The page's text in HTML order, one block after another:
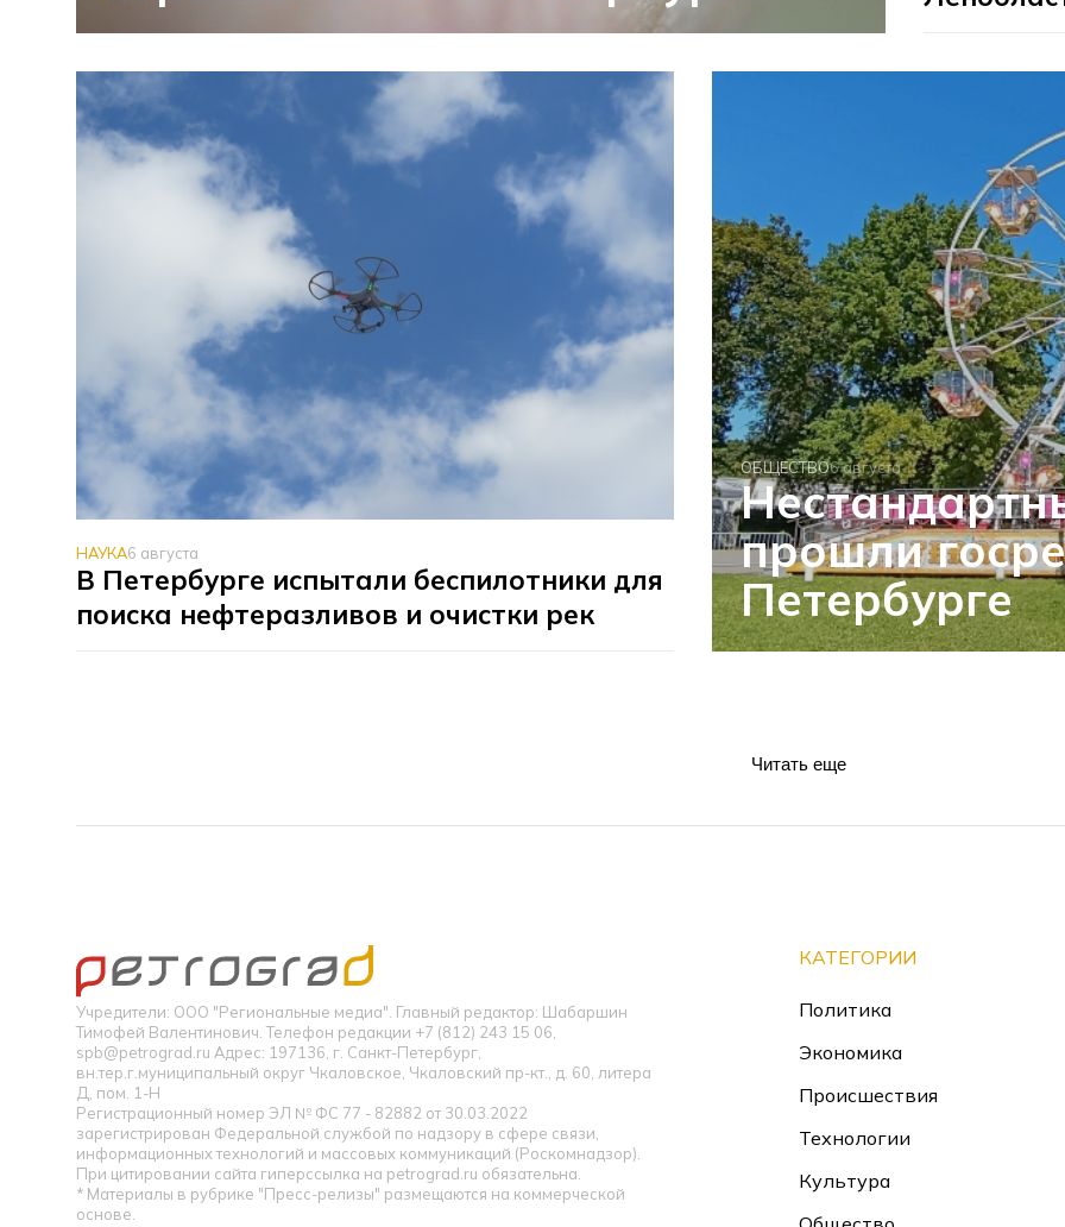
НАУКА6 августа
В Петербурге испытали беспилотники для
поиска нефтеразливов и очистки рек
ОБЩЕСТВО6 августа
прошли
Петербурге
Читать еще
Учредители: ООО "Региональные медиа". Главный редактор: Шабаршин
Тимофей Валентинович. Телефон редакции +7 (812) 243 15 06,
spb@petrograd.ru Адрес: 197136, г. Санкт-Петербург,
вн.тер.г.муниципальный округ Чкаловское, Чкаловский пр-кт., д. 60, литера
Д, пом. 1-Н
Регистрационный номер ЭЛ № ФС 77 - 82882 от 30.03.2022
зарегистрирован Федеральной службой по надзору в сфере связи,
информационных технологий и массовых коммуникаций (Роскомнадзор).
При цитировании сайта гиперссылка на petrograd.ru обязательна.
* Материалы в рубрике "Пресс-релизы" размещаются на коммерческой
основе.
КАТЕГОРИИ
Политика
Экономика
Происшествия
Технологии
Культура